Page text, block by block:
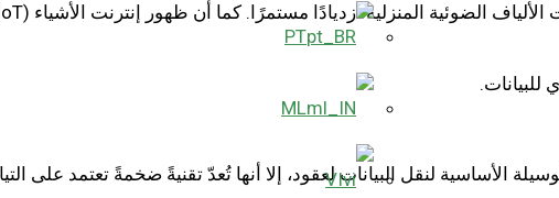
PT
ML
VI
الأساسية لنقل البيانات لعقود، إلا أنها تُعدّ تقنيةً ضخمةً تعتمد على